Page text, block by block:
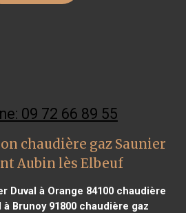
09 72 66 89 55
chaudière gaz Saunier
Aubin lès Elbeuf
Duval à Orange 84100chaudière
Brunoy 91800chaudière gaz